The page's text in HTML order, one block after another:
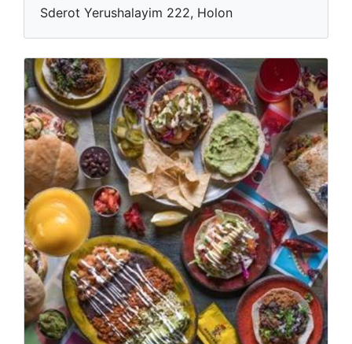
Sderot Yerushalayim 222, Holon